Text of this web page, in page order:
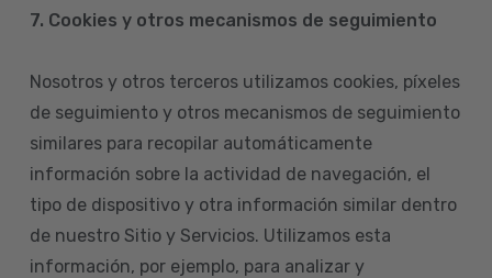
7. Cookies y otros mecanismos de seguimiento
Nosotros y otros terceros utilizamos cookies, píxeles
de seguimiento y otros mecanismos de seguimiento
similares para recopilar automáticamente
información sobre la actividad de navegación, el
tipo de dispositivo y otra información similar dentro
de nuestro Sitio y Servicios. Utilizamos esta
información, por ejemplo, para analizar y